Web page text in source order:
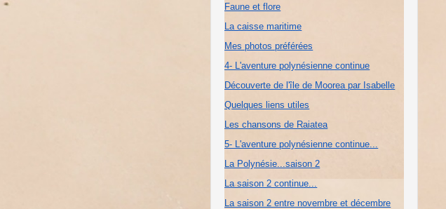
Faune et flore
La caisse maritime
Mes photos préférées
4- L'aventure polynésienne continue
Découverte de l'île de Moorea par Isabelle
Quelques liens utiles
Les chansons de Raiatea
5- L'aventure polynésienne continue...
La Polynésie...saison 2
La saison 2 continue...
La saison 2 entre novembre et décembre